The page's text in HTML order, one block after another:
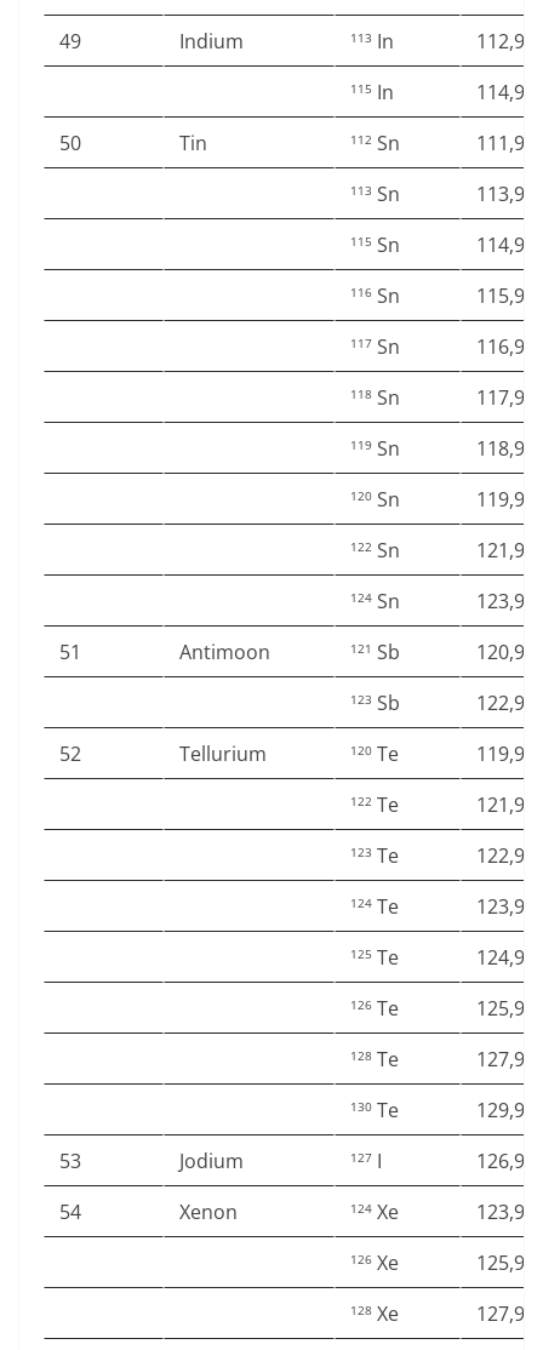
49
Indium 113 In
115 In
50
Tin 112 Sn
113 Sn
115 Sn
116 Sn
117 Sn
118 Sn
119 Sn
120 Sn
122 Sn
124 Sn
51
Antimoon 121 Sb
123 Sb
52
Tellurium 120 Te
122 Te
123 Te
124 Te
125 Te
126 Te
128 Te
130 Te
53
Jodium 127 I
54
Xenon 124 Xe
126 Xe
128 Xe